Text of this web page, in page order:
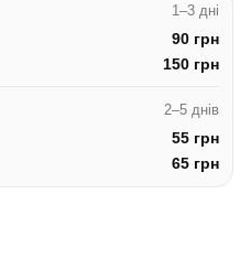
1–3 дні
90 грн
150 грн
2–5 днів
55 грн
65 грн